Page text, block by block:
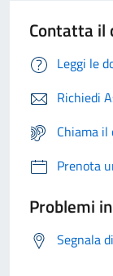
Contatta il
Leggi le
Richiedi
Chiama
Prenota
Problemi
Segnala